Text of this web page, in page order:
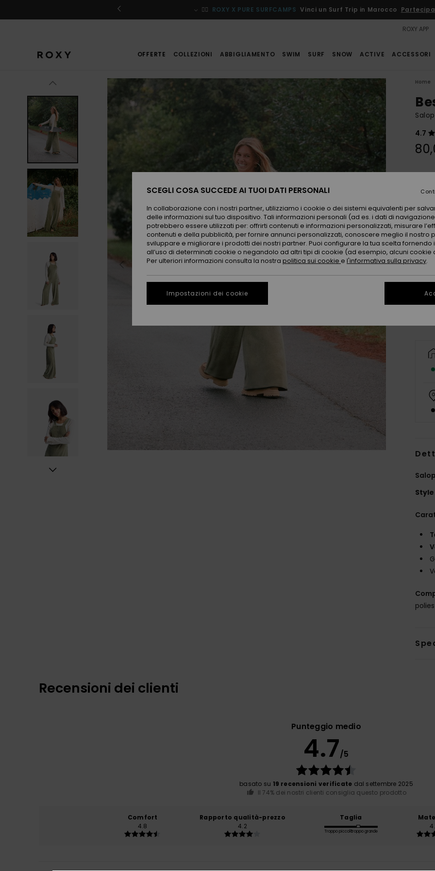
prodotto
🏄‍♀️ ROXY X PURE SURFCAMPS Vinci un Surf Trip in Marocco
ROXY APP
OFFERTE COLLEZIONI ABBIGLIAMENTO SWIM SURF SNOW ACTIVE ACCESSORI
Home
4.7
XS
Style
Recensioni dei clienti
Punteggio medio
4.7/5
basato su 19 recensioni verificate dal settembre 2025
Il 74% dei nostri clienti consiglia questo prodotto
Comfort
4.8
Rapporto qualità-prezzo
4.2
Taglia
Troppo piccoloTroppo grande
SCEGLI COSA SUCCEDE AI TUOI DATI PERSONALI
In collaborazione con i nostri partner, utilizziamo i cookie o dei sistemi equivalenti per
delle informazioni sul tuo dispositivo. Tali informazioni personali (ad es. i dati di
potrebbero essere utilizzati per: offrirti contenuti e informazioni personalizzati, misurare
contenuti e della pubblicità, per fornire annunci personalizzati, conoscere meglio il nostro
sviluppare e migliorare i prodotti dei nostri partner. Puoi configurare la tua scelta fornendo
all’uso di determinati cookie o negandolo ad altri tipi di cookie (ad esempio, alcuni cookie
Per ulteriori informazioni consulta la nostra politica sui cookie e l'informativa sulla privacy.
Impostazioni dei cookie